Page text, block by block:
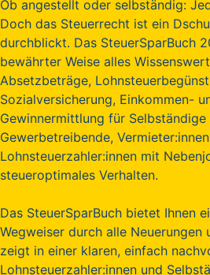
Ob angestellt oder selbständig:
Doch das Steuerrecht ist ein
durchblickt. Das SteuerSparBuch
bewährter Weise alles
Absetzbeträge,
Sozialversicherung, Einkommen-
Gewinnermittlung für Selbständige
Gewerbetreibende,
Lohnsteuerzahler:innen mit
steueroptimales Verhalten.
Das SteuerSparBuch bietet Ihnen
Wegweiser durch alle Neuerungen
zeigt in einer klaren, einfach
Lohnsteuerzahler:innen und